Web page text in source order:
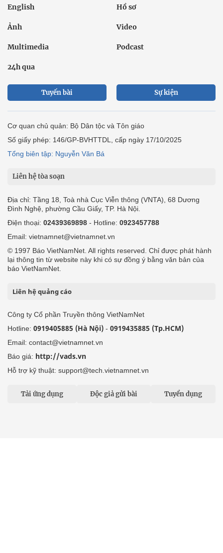
English Hồ sơ
Ảnh Video
Multimedia Podcast
24h qua
Tuyến bài Sự kiện
Cơ quan chủ quản: Bộ Dân tộc và Tôn giáo
Số giấy phép: 146/GP-BVHTTDL, cấp ngày 17/10/2025
Tổng biên tập: Nguyễn Văn Bá
Liên hệ tòa soạn
Địa chỉ: Tầng 18, Toà nhà Cục Viễn thông (VNTA), 68 Dương
Đình Nghệ, phường Cầu Giấy, TP. Hà Nội.
Điện thoại: 02439369898 - Hotline: 0923457788
Email: vietnamnet@vietnamnet.vn
© 1997 Báo VietNamNet. All rights reserved. Chỉ được phát hành
lại thông tin từ website này khi có sự đồng ý bằng văn bản của
báo VietNamNet.
Liên hệ quảng cáo
Công ty Cổ phần Truyền thông VietNamNet
Hotline: 0919405885 (Hà Nội) - 0919435885 (Tp.HCM)
Email: contact@vietnamnet.vn
Báo giá: http://vads.vn
Hỗ trợ kỹ thuật: support@tech.vietnamnet.vn
Tải ứng dụng Độc giả gửi bài Tuyển dụng